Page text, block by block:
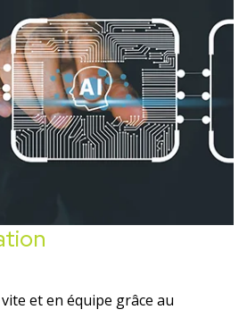
et en équipe grâce au